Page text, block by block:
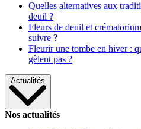
Quelles alternatives aux
deuil ?
Fleurs de deuil et
suivre ?
Fleurir une tombe en hiver :
gèlent pas ?
Actualités
Nos actualités